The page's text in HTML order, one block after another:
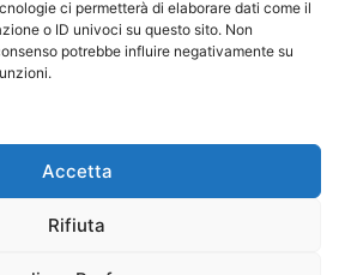
ci permetterà di elaborare dati come il
o ID univoci su questo sito. Non
potrebbe influire negativamente su
Accetta
Rifiuta
Taycan TURBO S
217.467,00 €
2.0 e-Boxer Free auto